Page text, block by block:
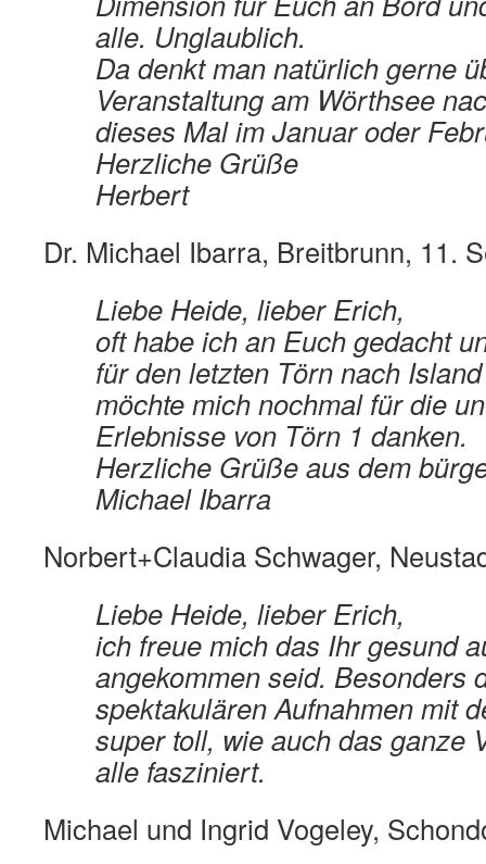
alle. Unglaublich.
Da denkt man natürlich gerne
Veranstaltung am Wörthsee
dieses Mal im Januar oder
Herzliche Grüße
Herbert
Dr. Michael Ibarra, Breitbrunn, 11.
Liebe Heide, lieber Erich,
oft habe ich an Euch gedacht
für den letzten Törn nach
möchte mich nochmal für die
Erlebnisse von Törn 1 danken.
Herzliche Grüße aus dem
Michael Ibarra
Norbert+Claudia Schwager,
Liebe Heide, lieber Erich,
ich freue mich das Ihr gesund
angekommen seid. Besonders
spektakulären Aufnahmen mit
super toll, wie auch das ganze
alle fasziniert.
Michael und Ingrid Vogeley,